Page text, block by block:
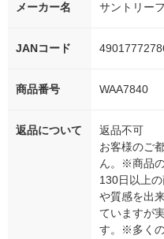
メーカー名 サントリー
JANコード
商品番号 WAA7840
返品について
返品不可
お客様のご
ん。※商品
130日以上
や質感を出
ていますが
す。※多く